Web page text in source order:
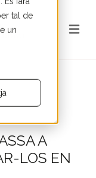
tal de
un
A
LOS EN